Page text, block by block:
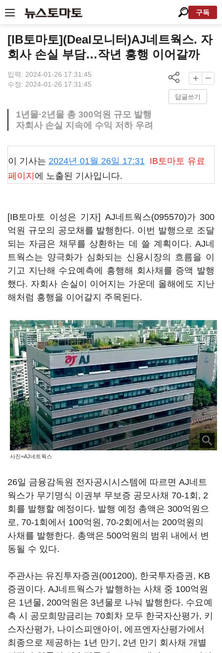
구독
[IB토마토](Deal모니터)AJ네트웍스. 자
회사 손실 부담…작년 흥행 이어갈까
입력: 2024-01-26 17:31:45
수정: 2024-01-26 17:31:45
답글쓰기
1년물·2년물 총 300억원 규모 발행
자회사 손실 지속에 수익 저하 우려
이 기사는 2024년 01월 26일 17:31 IB토마토 유료
페이지 에 노출된 기사입니다.
[IB토마토 이성은 기자] AJ네트웍스(095570)가 300
억원 규모의 공모채를 발행한다. 이번 발행으로 조달
되는 자금은 채무를 상환하는 데 쓸 계획이다. AJ네
트웍스는 양극화가 심화되는 신용시장의 흐름을 이
기고 지난해 수요예측에 흥행해 회사채를 증액 발행
했다. 자회사 손실이 이어지는 가운데 올해에도 지난
해처럼 흥행을 이어갈지 주목된다.
사진=AJ네트웍스
26일 금융감독원 전자공시시스템에 따르면 AJ네트
웍스가 무기명식 이권부 무보증 공모사채 70-1회, 2
회를 발행할 예정이다. 발행 예정 총액은 300억원으
로, 70-1회에서 100억원, 70-2회에서는 200억원의
사채를 발행한다. 총액은 500억원의 범위 내에서 변
동될 수 있다.
주관사는 유진투자증권(001200), 한국투자증권, KB
증권이다. AJ네트웍스가 발행하는 사채 중 100억원
은 1년물, 200억원은 3년물로 나눠 발행한다. 수요예
측 시 공모희망금리는 70회차 모두 한국자산평가, 키
스자산평가, 나이스피앤아이, 에프엔자산평가에서
최종으로 제공하는 1년 만기, 2년 만기 회사채 개별